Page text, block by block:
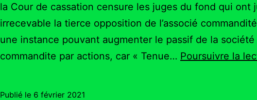
la Cour de cassation censure les juges du fond qui ont
irrecevable la tierce opposition de l’associé
une instance pouvant augmenter le passif de la société
commandite par actions, car « Tenue… Poursuivre la
Publié le 6 février 2021